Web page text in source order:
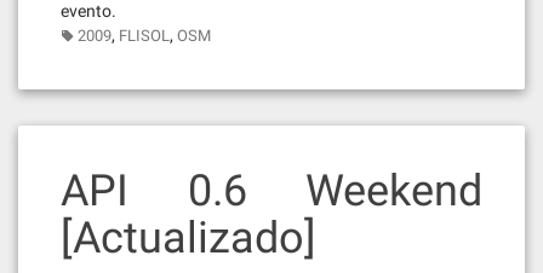
evento.
2009, FLISOL, OSM
API 0.6 Weekend
[Actualizado]